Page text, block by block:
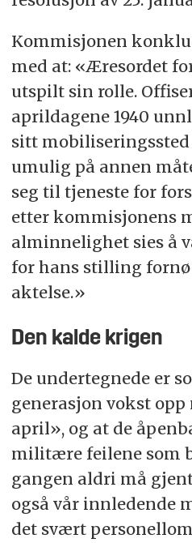
Kommisjonen
med at: «Æresordet
utspilt sin rolle.
aprildagene 1940
sitt
umulig på annen
seg til tjeneste for
etter kommisjonens
alminnelighet sies å
for hans stilling
aktelse.»
Den kalde krigen
De undertegnede er
generasjon vokst
april», og at de
militære feilene som
gangen aldri må
også vår innledende
det svært